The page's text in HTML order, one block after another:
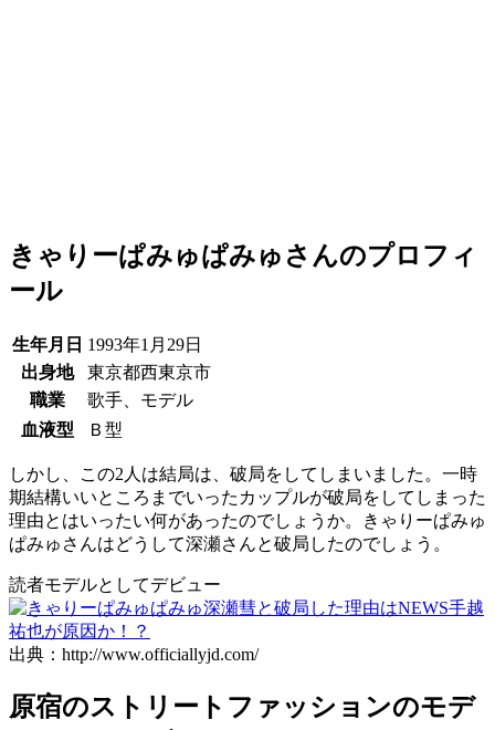
きゃりーぱみゅぱみゅさんのプロフィ
ール
生年月日 1993年1月29日
出身地
東京都西東京市
職業
歌手、モデル
血液型
Ｂ型
しかし、この2人は結局は、破局をしてしまいました。一時
期結構いいところまでいったカップルが破局をしてしまった
理由とはいったい何があったのでしょうか。きゃりーぱみゅ
ぱみゅさんはどうして深瀬さんと破局したのでしょう。
読者モデルとしてデビュー
出典：http://www.officiallyjd.com/
原宿のストリートファッションのモデ